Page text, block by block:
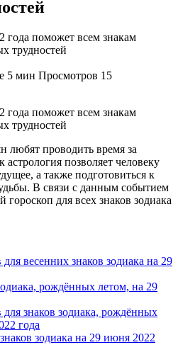
5 мин Просмотров 15
любят проводить время за
астрология позволяет человеку
а также подготовиться к
В связи с данным событием
гороскоп для всех знаков зодиака
весенних знаков зодиака на 29
рождённых летом, на 29
для знаков зодиака, рождённых
года
зодиака на 29 июня 2022